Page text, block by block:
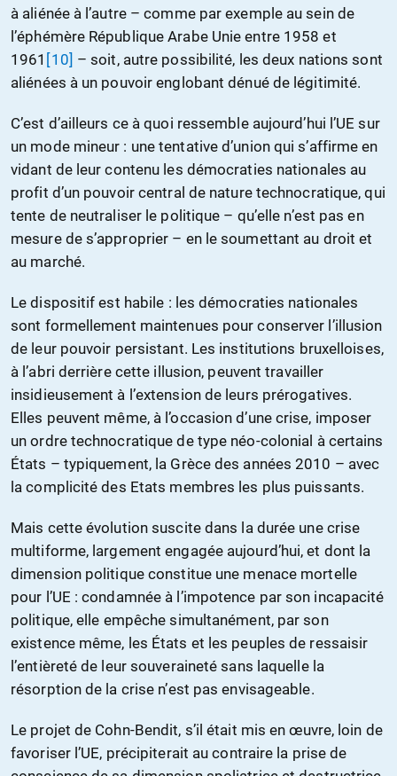
à aliénée à l’autre – comme par exemple au sein de
l’éphémère République Arabe Unie entre 1958 et
1961 [10] – soit, autre possibilité, les deux nations sont
aliénées à un pouvoir englobant dénué de légitimité.
C’est d’ailleurs ce à quoi ressemble aujourd’hui l’UE sur
un mode mineur : une tentative d’union qui s’affirme en
vidant de leur contenu les démocraties nationales au
profit d’un pouvoir central de nature technocratique, qui
tente de neutraliser le politique – qu’elle n’est pas en
mesure de s’approprier – en le soumettant au droit et
au marché.
Le dispositif est habile : les démocraties nationales
sont formellement maintenues pour conserver l’illusion
de leur pouvoir persistant. Les institutions bruxelloises,
à l’abri derrière cette illusion, peuvent travailler
insidieusement à l’extension de leurs prérogatives.
Elles peuvent même, à l’occasion d’une crise, imposer
un ordre technocratique de type néo-colonial à certains
États – typiquement, la Grèce des années 2010 – avec
la complicité des Etats membres les plus puissants.
Mais cette évolution suscite dans la durée une crise
multiforme, largement engagée aujourd’hui, et dont la
dimension politique constitue une menace mortelle
pour l’UE : condamnée à l’impotence par son incapacité
politique, elle empêche simultanément, par son
existence même, les États et les peuples de ressaisir
l’entièreté de leur souveraineté sans laquelle la
résorption de la crise n’est pas envisageable.
Le projet de Cohn-Bendit, s’il était mis en œuvre, loin de
favoriser l’UE, précipiterait au contraire la prise de